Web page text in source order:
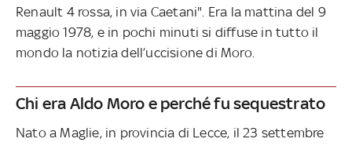
Renault 4 rossa, in via Caetani". Era la mattina del 9
maggio 1978, e in pochi minuti si diffuse in tutto il
mondo la notizia dell’uccisione di Moro.
Chi era Aldo Moro e perché fu sequestrato
Nato a Maglie, in provincia di Lecce, il 23 settembre